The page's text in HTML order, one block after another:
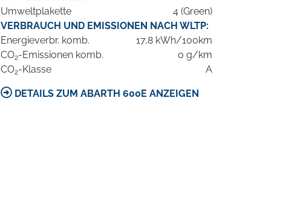
Umweltplakette
4 (Green)
VERBRAUCH UND EMISSIONEN NACH WLTP:
Energieverbr. komb.
17,8 kWh/100km
CO2-Emissionen komb.
0 g/km
CO2-Klasse A
DETAILS ZUM ABARTH 600E ANZEIGEN